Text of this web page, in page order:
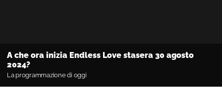
A che ora inizia Endless Love stasera 30 agosto
2024?
La programmazione di oggi